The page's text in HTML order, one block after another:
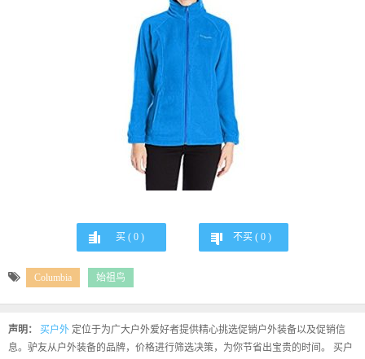
买 ( 0) 不买 ( 0)
Columbia 始祖鸟
声明： 买户外 定位于为广大户外爱好者提供精心挑选促销户外装备以及促销信
息。驴友从户外装备的品牌，价格进行筛选决策，为你节省出宝贵的时间。 买户